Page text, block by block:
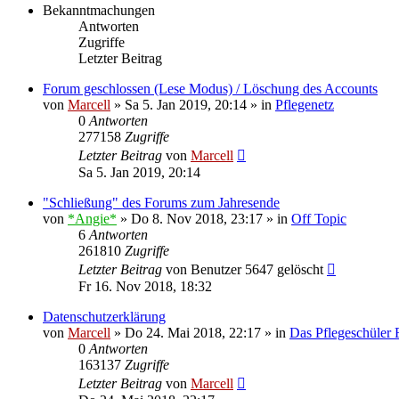
Bekanntmachungen
Antworten
Zugriffe
Letzter Beitrag
Forum geschlossen (Lese Modus) / Löschung des Accounts
von Marcell » Sa 5. Jan 2019, 20:14 » in Pflegenetz
0 Antworten
277158 Zugriffe
Letzter Beitrag von Marcell
Sa 5. Jan 2019, 20:14
"Schließung" des Forums zum Jahresende
von *Angie* » Do 8. Nov 2018, 23:17 » in Off Topic
6 Antworten
261810 Zugriffe
Letzter Beitrag von Benutzer 5647 gelöscht
Fr 16. Nov 2018, 18:32
Datenschutzerklärung
von Marcell » Do 24. Mai 2018, 22:17 » in Das Pflegeschüler
0 Antworten
163137 Zugriffe
Letzter Beitrag von Marcell